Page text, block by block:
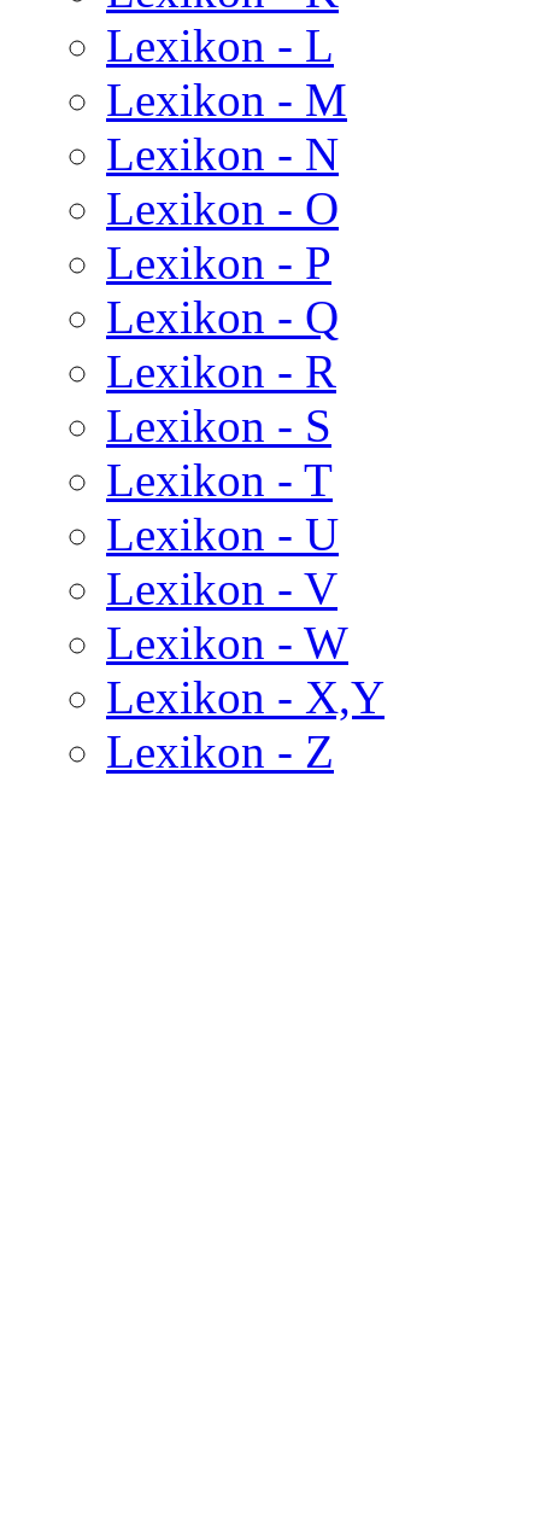
Lexikon - L
Lexikon - M
Lexikon - N
Lexikon - O
Lexikon - P
Lexikon - Q
Lexikon - R
Lexikon - S
Lexikon - T
Lexikon - U
Lexikon - V
Lexikon - W
Lexikon - X,Y
Lexikon - Z